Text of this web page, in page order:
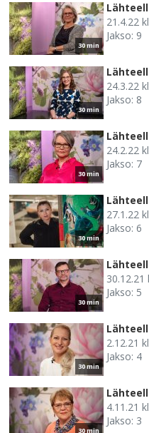
30 min
21.4.22
Jakso: 9
30 min
24.3.22
Jakso: 8
30 min
24.2.22
Jakso: 7
30 min
27.1.22
Jakso: 6
30 min
30.12.21
Jakso: 5
30 min
2.12.21
Jakso: 4
30 min
4.11.21
Jakso: 3